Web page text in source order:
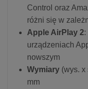
Control oraz
różni się w
Apple AirPlay 2:
urządzeniach
nowszym
Wymiary (wys. x
mm